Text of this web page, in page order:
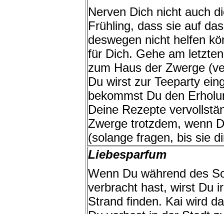
Nerven Dich nicht auch
Frühling, dass sie auf
deswegen nicht helfen
für Dich. Gehe am
zum Haus der Zwerge
Du wirst zur Teeparty
bekommst Du den
Deine Rezepte
Zwerge trotzdem, wenn
(solange fragen, bis sie
Liebesparfum
Wenn Du während des
verbracht hast, wirst Du
Strand finden. Kai wird